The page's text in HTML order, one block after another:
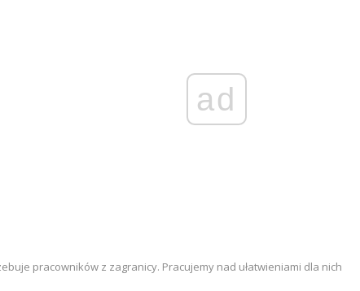
ad
pracowników z zagranicy. Pracujemy nad ułatwieniami dla nich